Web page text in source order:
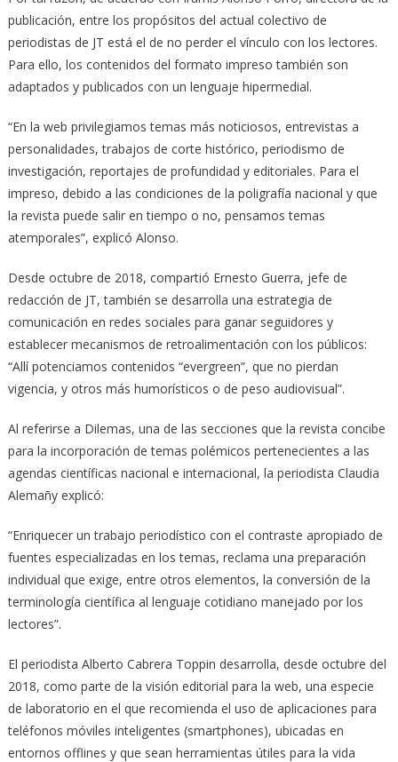
publicación, entre los propósitos del actual colectivo de
periodistas de JT está el de no perder el vínculo con los lectores.
Para ello, los contenidos del formato impreso también son
adaptados y publicados con un lenguaje hipermedial.
“En la web privilegiamos temas más noticiosos, entrevistas a
personalidades, trabajos de corte histórico, periodismo de
investigación, reportajes de profundidad y editoriales. Para el
impreso, debido a las condiciones de la poligrafía nacional y que
la revista puede salir en tiempo o no, pensamos temas
atemporales”, explicó Alonso.
Desde octubre de 2018, compartió Ernesto Guerra, jefe de
redacción de JT, también se desarrolla una estrategia de
comunicación en redes sociales para ganar seguidores y
establecer mecanismos de retroalimentación con los públicos:
“Allí potenciamos contenidos “evergreen”, que no pierdan
vigencia, y otros más humorísticos o de peso audiovisual”.
Al referirse a Dilemas, una de las secciones que la revista concibe
para la incorporación de temas polémicos pertenecientes a las
agendas científicas nacional e internacional, la periodista Claudia
Alemañy explicó:
“Enriquecer un trabajo periodístico con el contraste apropiado de
fuentes especializadas en los temas, reclama una preparación
individual que exige, entre otros elementos, la conversión de la
terminología científica al lenguaje cotidiano manejado por los
lectores”.
El periodista Alberto Cabrera Toppin desarrolla, desde octubre del
2018, como parte de la visión editorial para la web, una especie
de laboratorio en el que recomienda el uso de aplicaciones para
teléfonos móviles inteligentes (smartphones), ubicadas en
entornos offlines y que sean herramientas útiles para la vida